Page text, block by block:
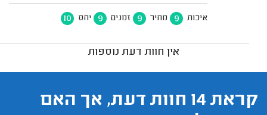
איכות 9 מחיר 9 זמנים 9 יחס 10
אין חוות דעת נוספות
קראת 14 חוות דעת, אך האם